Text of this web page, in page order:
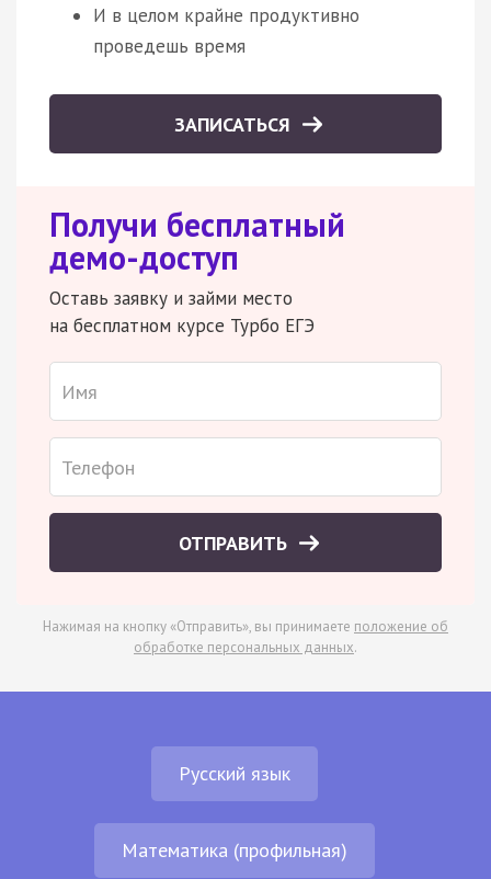
И в целом крайне продуктивно
проведешь время
ЗАПИСАТЬСЯ
Получи бесплатный
демо-доступ
Оставь заявку и займи место
на бесплатном курсе Турбо ЕГЭ
ОТПРАВИТЬ
Нажимая на кнопку «Отправить», вы принимаете положение об
обработке персональных данных.
Русский язык
Математика (профильная)